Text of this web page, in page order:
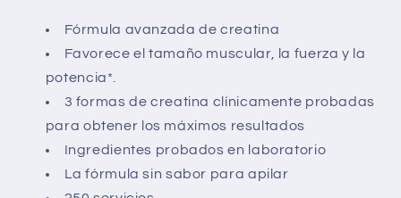
Fórmula avanzada de creatina
Favorece el tamaño muscular, la fuerza y la
potencia*.
3 formas de creatina clínicamente probadas
para obtener los máximos resultados
Ingredientes probados en laboratorio
La fórmula sin sabor para apilar